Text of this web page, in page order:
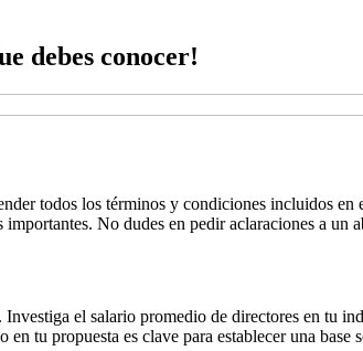
debes conocer!
todos los términos y condiciones incluidos
No dudes en pedir aclaraciones a un
el salario promedio de directores en tu
tu propuesta es clave para establecer una base